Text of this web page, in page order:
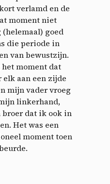
verlamd en de
moment niet
goed
die periode in
van bewustzijn.
moment dat
aan een zijde
mijn vader vroeg
linkerhand,
broer dat ik ook in
Het was een
moment toen